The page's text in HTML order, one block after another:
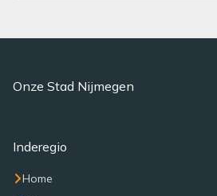
Onze Stad Nijmegen
Inderegio
Home